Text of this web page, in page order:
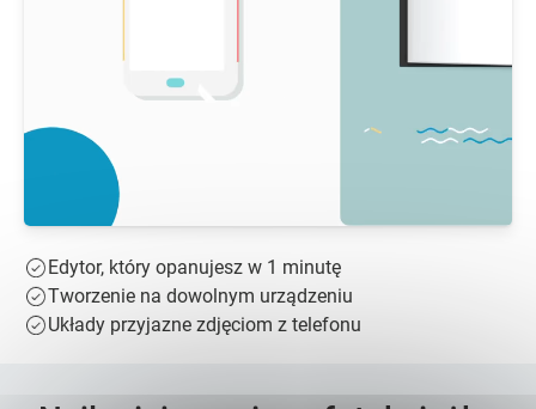
Edytor, który opanujesz w 1 minutę
Tworzenie na dowolnym urządzeniu
Układy przyjazne zdjęciom z telefonu